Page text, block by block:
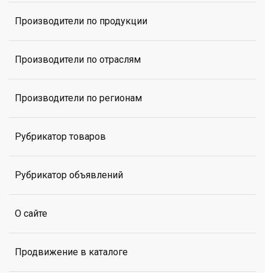
Производители по продукции
Производители по отраслям
Производители по регионам
Рубрикатор товаров
Рубрикатор объявлений
О сайте
Продвижение в каталоге